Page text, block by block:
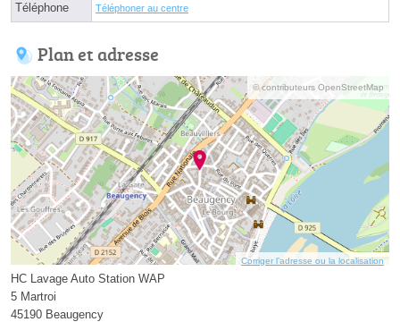
Téléphone Téléphoner au centre
Plan et adresse
© contributeurs OpenStreetMap
Corriger l’adresse ou la localisation
HC Lavage Auto Station WAP
5 Martroi
45190 Beaugency